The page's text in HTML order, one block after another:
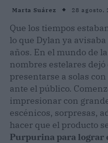
Marta Suárez 28 agosto,
Que los tiempos
lo que Dylan ya
años. En el mundo de
nombres estelares
presentarse a solas
ante el público.
impresionar con
escénicos, sorpresas,
hacer que el producto
Purpurina para lograr